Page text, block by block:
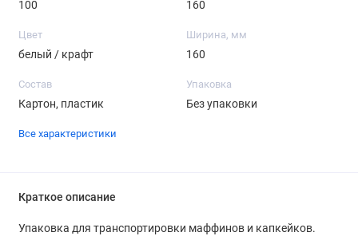
100 160
Цвет
белый / крафт
Ширина, мм
160
Состав
Картон, пластик
Упаковка
Без упаковки
Все характеристики
Краткое описание
Упаковка для транспортировки маффинов и капкейков.